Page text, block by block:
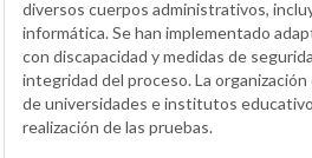
diversos cuerpos administrativos,
informática. Se han implementado
con discapacidad y medidas de
integridad del proceso. La
de universidades e institutos
realización de las pruebas.